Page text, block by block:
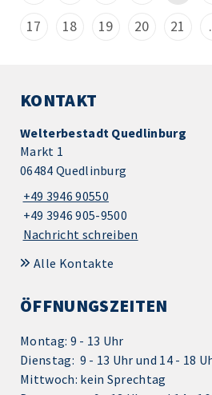
17
18 19 20 21
KONTAKT
Welterbestadt Quedlinburg
Markt 1
06484 Quedlinburg
+49 3946 90550
+49 3946 905-9500
Nachricht schreiben
Alle Kontakte
ÖFFNUNGSZEITEN
Montag: 9 - 13 Uhr
Dienstag: 9 - 13 Uhr und 14 - 18
Mittwoch: kein Sprechtag